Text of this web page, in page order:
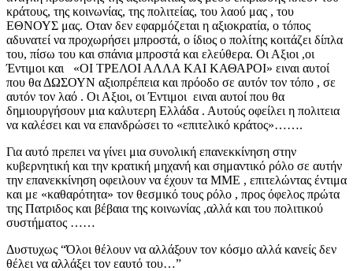
κράτους, της κοινωνίας, της πολιτείας, του λαού μας , του
ΕΘΝΟΥΣ μας. Οταν δεν εφαρμόζεται η αξιοκρατία, ο τόπος
αδυνατεί να προχωρήσει μπροστά, ο ίδιος ο πολίτης κοιτάζει δίπλα
του, πίσω του και σπάνια μπροστά και ελεύθερα. Οι Αξιοι ,οι
Έντιμοι και «ΟΙ ΤΡΕΛΟΙ ΑΛΛΑ ΚΑΙ ΚΑΘΑΡΟΙ» ειναι αυτοί
που θα ΔΩΣΟΥΝ αξιοπρέπεια και πρόοδο σε αυτόν τον τόπο , σε
αυτόν τον λαό . Οι Αξιοι, οι Έντιμοι ειναι αυτοί που θα
δημιουργήσουν μια καλυτερη Ελλάδα . Αυτούς οφείλει η πολιτεια
να καλέσει και να επανδρώσει το «επιτελικό κράτος»…….
Για αυτό πρεπει να γίνει μια συνολική επανεκκίνηση στην
κυβερνητική και την κρατική μηχανή και σημαντικό ρόλο σε αυτήν
την επανεκκίνηση οφειλουν να έχουν τα ΜΜΕ , επιτελώντας έντιμα
και με «καθαρότητα» τον θεσμικό τους ρόλο , προς όφελος πρώτα
της Πατριδος και βέβαια της κοινωνίας ,αλλά και του πολιτικού
συστήματος ……
Δυστυχως “Όλοι θέλουν να αλλάξουν τον κόσμο αλλά κανείς δεν
θέλει να αλλάξει τον εαυτό του…”